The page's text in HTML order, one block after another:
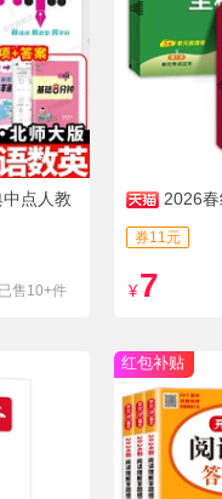
点人教
已售10+件
2026
券11元
¥ 7
红包补贴